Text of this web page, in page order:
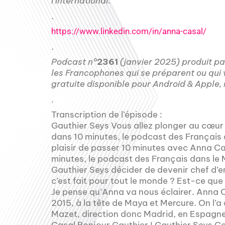
.
https://www.linkedin.com/in/anna-casal/
.
Podcast n°2361 (janvier 2025) produit
les Francophones qui se préparent ou qui
gratuite disponible pour Android & Apple,
.
Transcription de l’épisode :
Gauthier Seys Vous allez plonger au cœur d’une nouvelle histoire inspirante. Bienvenue dans 10 minutes, le podcast des Français dans le Monde. Je suis Gauthier Seyss et j’ai le plaisir de passer 10 minutes avec Anna Casal. On parle de la création d’entreprises. 10 minutes, le podcast des Français dans le Monde. Anna Casal françaisdanslemonde.fr Gauthier Seys décider de devenir chef d’entreprise, c’est toute une aventure. Est-ce que c’est fait pour tout le monde ? Est-ce que c’est difficile ? Est-ce qu’il y a des techniques ? Je pense qu’Anna va nous éclairer. Anna Casal est mon invitée, chef d’entreprise depuis 2015, à la tête de Maya et Mercure. On l’a connue, Anna, dans le cadre du partenariat avec Mazet, direction donc Madrid, en Espagne, pour cette interview. Bonjour Anna ! Anna Casal Bonjour Gauthier ! Gauthier Seys Content de te retrouver. D’ailleurs, tu es passée il y a quelques semaines à l’antenne. Je vous invite à écouter le parcours de Anna. C’est le podcast 2300. Tu m’as dit qu’on avait fait plein de retours sur ce podcast. Les gens t’en ont parlé autour de toi. Anna Casal Oui, il y a plein de gens que je connaissais déjà et qui n’avaient pas d’idée sur mon parcours, qui ne connaissaient pas tous les détails. Ils ont été étonnés de voir que j’avais beaucoup voyagé dans ma vie et que j’avais eu plusieurs vies. Gauthier Seys Plusieurs vies, une à Paris, une à New York, une à Madrid. Tout ça avec l’entrepreneuriat. D’ailleurs, tu dis que c’est plus que de l’entrepreneuriat, c’est une version entrepreneur en solo. Anna Casal C’est le terme de solopreneur que j’aime beaucoup. Parce qu’il définit une structure assez légère d’une personne qui entreprend seule, mais qui sait aussi s’entourer d’une équipe. Il y a plein de formats différents. Je pense que c’est l’avenir de l’entreprise. Il se trouve là pour beaucoup d’entre nous. Gauthier Seys Alors déjà, est-ce que tout le monde peut créer sa boîte ? Est-ce que tout le monde a le mindset, le cerveau prêt à affronter les joies de l’entrepreneuriat ? Anna Casal Alors, j’ai eu la chance d’écrire un livre sur ce sujet-là qui s’appelle Le Grand Plongeon, dans lequel il a interviewé une cinquantaine d’entrepreneurs qui m’ont raconté leur histoire. Ça allait de la petite entreprise à la grosse boîte. Je pense notamment à Frédéric Mazzella de Blablacar. Bref, ce que j’en ai tiré de tous ces enseignements et de ma propre expérience, c’est que pour être entrepreneur, il faut avoir la foi en son projet, ne pas douter et à la fois savoir écouter les conseils des uns et des autres. Donc, parfois, c’est un chemin de croix. C’est très, très difficile. On est seul face au… Face aux difficultés, face aux clients qui partent, face parfois à la conjoncture économique qui n’est pas forcément positive. Mais d’un autre côté, ça fournit une liberté extraordinaire. Alors, si vous êtes attaché à la liberté, que vous avez envie de ne pas avoir d’attache, soyez entrepreneur. Gauthier Seys Alors, à l’inverse, si on a un doute, si on se dit oui, mais si ça ne marche pas, comment je vais faire, etc. Si on a trop de doutes, il ne faut pas y aller. Anna Casal Je pense qu’il faut croire en son projet. quoi rend sa capacité personnelle à répondre à un réel besoin du marché ? Et si on doute ? En fait, le doute, on l’a toujours. Je pense qu’il nous habite tous et que c’est face aux épreuves qu’on traverse, c’est un apprentissage. Et face aux épreuves, on doute de moins en moins. Et on a de plus en plus confiance en soi pour surmonter les épreuves. Donc forcément, il ne faut pas être sûr à 100%, mais il faut vraiment croire en la solution qu’on apporte. Gauthier Seys Très bien. Alors, une fois qu’on y croit, il faut quand même… valider un certain nombre de points, le marché, comment on va gagner de l’argent, combien ça va coûter. C’est un petit état des lieux à faire. Les banquiers nous demandent toujours des prévisions à trois ans. Ça m’a toujours fait halluciner cette histoire. Comment tu préconises de planter le décor de son entreprise ? Anna Casal Les prévisions à trois ans, c’est, je pense, assez impossible. Il y a des start-upers qui sont très confiants, qui peuvent faire des superbes projections. Je crois que les statistiques montrent que les femmes entrepreneurs sont plutôt pessimistes. Pour revenir concrètement à notre sujet, avant toute chose, il faut monter son projet, évidemment, pouvoir essayer d’anticiper un peu quel est son marché, ce que l’on adresse, et les revenus dans l’année qui viennent, ainsi que les dépenses qu’on va générer, pour déjà planter le décor et ensuite pouvoir faire des démarches administratives qui sont différentes dans chacun des pays. Gauthier Seys Alors justement, l’administratif,